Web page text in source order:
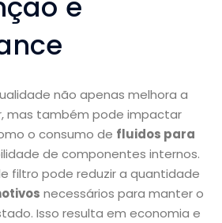
e
não apenas melhora a
mas também pode impactar
o consumo de fluidos para
de componentes internos.
filtro pode reduzir a quantidade
necessários para manter o
Isso resulta em economia e